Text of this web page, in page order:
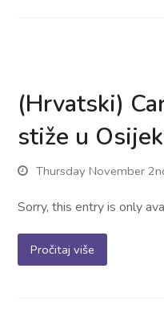
(Hrvatski)
stiže u Osijek
Thursday November
Sorry, this entry is only
Pročitaj više